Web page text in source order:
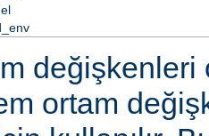
değişkenleri
ortam